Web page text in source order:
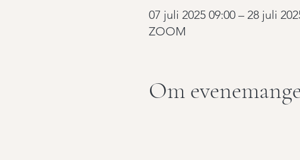
07 juli 2025 09:00 – 28 juli
ZOOM
Om